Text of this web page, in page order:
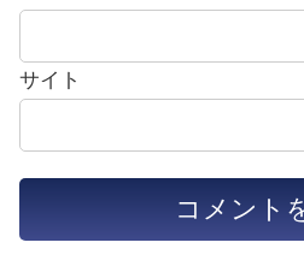
サイト